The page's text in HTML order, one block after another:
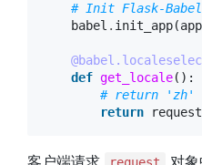
# Init Flask-Babel
babel . init_app(app
def get_locale():
# return 'zh'  #
return
request